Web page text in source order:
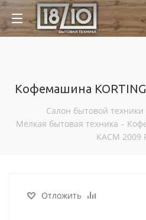
Кофемашина
Салон бытовой
Мелкая бытовая техника -
KACM 2009
Отложить